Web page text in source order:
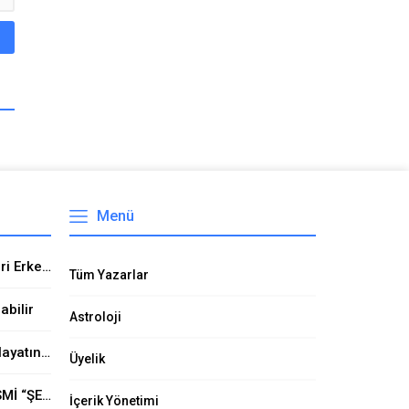
Öz Türkçe adlar Kız isimleri Erkek İsimleri GÖKTÜRK ADLARI Eski türk isimleri Ülkücü isimler Milliyetci isimler Bozkurt isimleri Öz Türk adları
Uyuşturucu’dan 648 Kişi Hayatını Kaybetti
EROL KAYA CADDESİNİN İSMİ “ŞEHİT ÖMER HALİSDEMİR CADDESİ” Mİ OLUYOR?
Menü
Tüm Yazarlar
Astroloji
Üyelik
İçerik Yönetimi